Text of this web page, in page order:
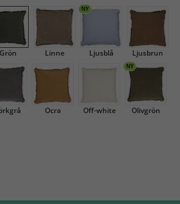
Grön Linne
NY
Ljusblå Ljusbrun
Ocra Off-white
NY
Olivgrön